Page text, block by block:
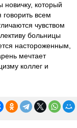
новичку, который
всем
чувством
больницы
настороженным,
мечтает
коллег и